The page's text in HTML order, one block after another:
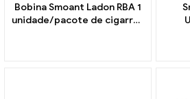
Bobina Smoant Ladon RBA 1
unidade/pacote de cigarros